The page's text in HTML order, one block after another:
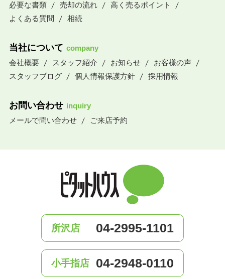
必要な書類
売却の流れ
高く売るポイント
よくある質問
相続
当社について company
会社概要
スタッフ紹介 お知らせ
お客様の声
スタッフブログ
個人情報保護方針 採用情報
お問い合わせ inquiry
メールで問い合わせ
ご来店予約
所沢店 04-2995-1101
小手指店 04-2948-0110